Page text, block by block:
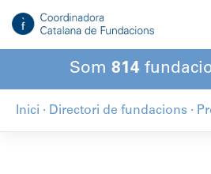
contingut
Som 814
Inici · Directori de fundacions ·